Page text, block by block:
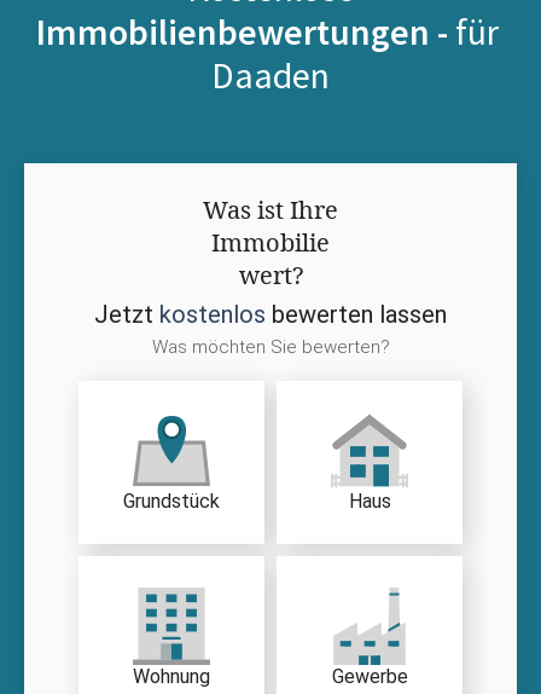
Immobilienbewertungen - für
Daaden
Was ist Ihre
Immobilie
wert?
Jetzt kostenlos bewerten lassen
Was möchten Sie bewerten?
Grundstück Haus
Wohnung Gewerbe